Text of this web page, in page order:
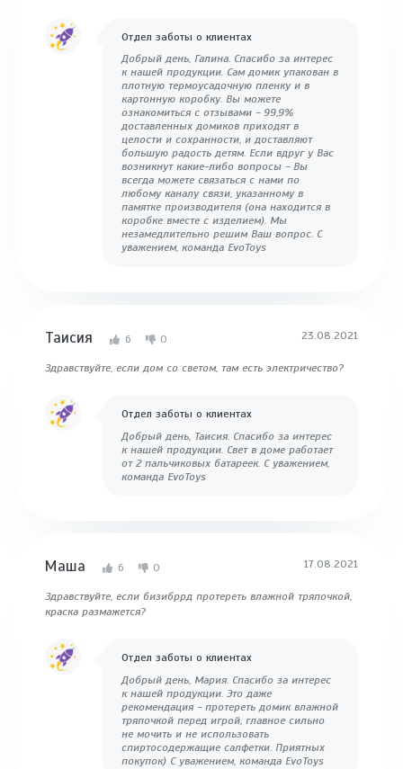
Отдел заботы о клиентах
Добрый день, Галина. Спасибо за интерес
к нашей продукции. Сам домик упакован в
плотную термоусадочную пленку и в
картонную коробку. Вы можете
ознакомиться с отзывами - 99,9%
доставленных домиков приходят в
целости и сохранности, и доставляют
большую радость детям. Если вдруг у Вас
возникнут какие-либо вопросы - Вы
всегда можете связаться с нами по
любому каналу связи, указанному в
памятке производителя (она находится в
коробке вместе с изделием). Мы
незамедлительно решим Ваш вопрос. С
уважением, команда EvoToys
Таисия 6 0 23.08.2021
Здравствуйте, если дом со светом, там есть электричество?
Отдел заботы о клиентах
Добрый день, Таисия. Спасибо за интерес
к нашей продукции. Свет в доме работает
от 2 пальчиковых батареек. С уважением,
команда EvoToys
Маша 6 0 17.08.2021
Здравствуйте, если бизибррд протереть влажной тряпочкой,
краска размажется?
Отдел заботы о клиентах
Добрый день, Мария. Спасибо за интерес
к нашей продукции. Это даже
рекомендация - протереть домик влажной
тряпочкой перед игрой, главное сильно
не мочить и не использовать
спиртосодержащие салфетки. Приятных
покупок) С уважением, команда EvoToys